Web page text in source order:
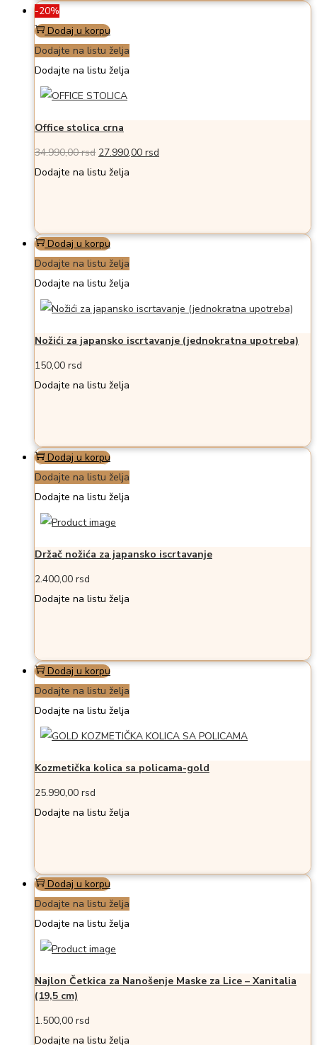
-20%
Dodaj u korpu
Dodajte na listu želja
Dodajte na listu želja
Office stolica crna
34.990,00rsd Originalna
cena
34.990,00 rsd.
27.990,00 rsd
Dodajte na listu želja
Dodaj u korpu
Dodajte na listu želja
Dodajte na listu želja
Nožići za japansko iscrtavanje (jednokratna upotreba)
150,00 rsd
Dodajte na listu želja
Dodaj u korpu
Dodajte na listu želja
Dodajte na listu želja
Držač nožića za japansko iscrtavanje
2.400,00 rsd
Dodajte na listu želja
Dodaj u korpu
Dodajte na listu želja
Dodajte na listu želja
Kozmetička kolica sa policama-gold
25.990,00 rsd
Dodajte na listu želja
Dodaj u korpu
Dodajte na listu želja
Dodajte na listu želja
Najlon Četkica za Nanošenje Maske za Lice – Xanitalia
(19,5 cm)
1.500,00 rsd
Dodajte na listu želja